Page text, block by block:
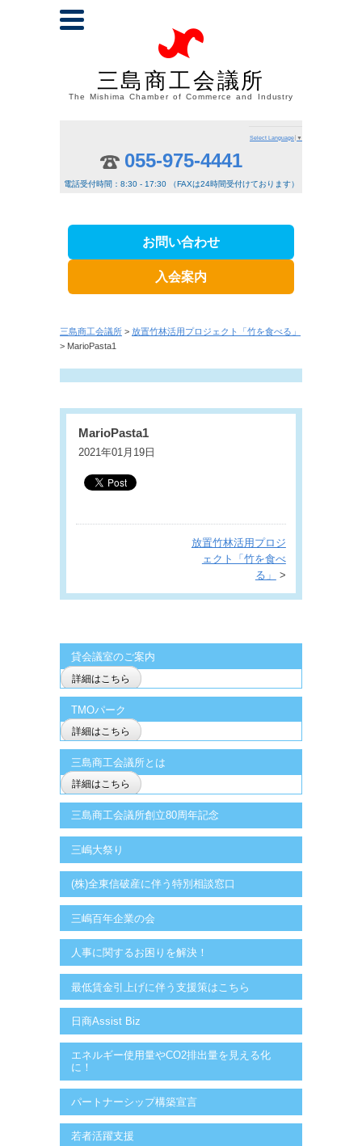
三島商工会議所
The Mishima Chamber of Commerce and Industry
Select Language ▼
055-975-4441
電話受付時間：8:30 - 17:30 （FAXは24時間受付けております）
お問い合わせ
入会案内
三島商工会議所 > 放置竹林活用プロジェクト「竹を食べる」
> MarioPasta1
MarioPasta1
2021年01月19日
放置竹林活用プロジ
ェクト「竹を食べ
る」
>
貸会議室のご案内
詳細はこちら
TMOパーク
詳細はこちら
三島商工会議所とは
詳細はこちら
三島商工会議所創立80周年記念
三嶋大祭り
(株)全東信破産に伴う特別相談窓口
三嶋百年企業の会
人事に関するお困りを解決！
最低賃金引上げに伴う支援策はこちら
日商Assist Biz
エネルギー使用量やCO2排出量を見える化
に！
パートナーシップ構築宣言
若者活躍支援